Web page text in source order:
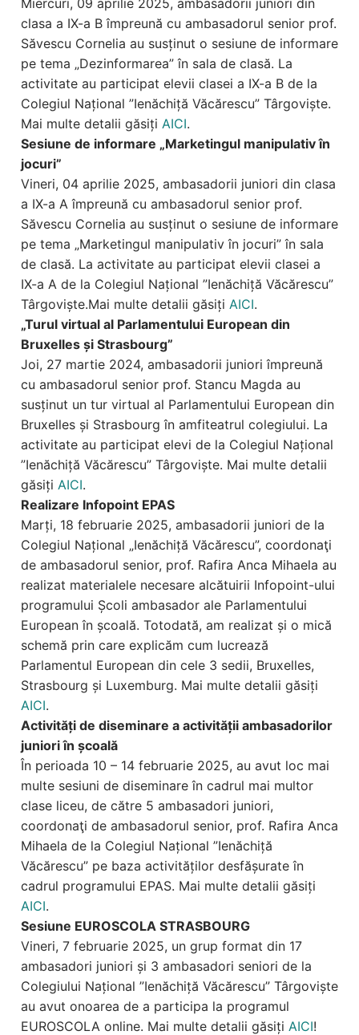
clasa a IX-a B împreună cu ambasadorul senior prof.
Săvescu Cornelia au susținut o sesiune de informare
pe tema „Dezinformarea” în sala de clasă. La
activitate au participat elevii clasei a IX-a B de la
Colegiul Național ”Ienăchiță Văcărescu” Târgoviște.
Mai multe detalii găsiți AICI.
Sesiune de informare „Marketingul manipulativ în
jocuri”
Vineri, 04 aprilie 2025, ambasadorii juniori din clasa
a IX-a A împreună cu ambasadorul senior prof.
Săvescu Cornelia au susținut o sesiune de informare
pe tema „Marketingul manipulativ în jocuri” în sala
de clasă. La activitate au participat elevii clasei a
IX-a A de la Colegiul Național ”Ienăchiță Văcărescu”
Târgoviște.Mai multe detalii găsiți AICI.
„Turul virtual al Parlamentului European din
Bruxelles și Strasbourg”
Joi, 27 martie 2024, ambasadorii juniori împreună
cu ambasadorul senior prof. Stancu Magda au
susținut un tur virtual al Parlamentului European din
Bruxelles și Strasbourg în amfiteatrul colegiului. La
activitate au participat elevi de la Colegiul Național
”Ienăchiță Văcărescu” Târgoviște. Mai multe detalii
găsiți AICI.
Realizare Infopoint EPAS
Marți, 18 februarie 2025, ambasadorii juniori de la
Colegiul Național „Ienăchiță Văcărescu”, coordonaţi
de ambasadorul senior, prof. Rafira Anca Mihaela au
realizat materialele necesare alcătuirii Infopoint-ului
programului Școli ambasador ale Parlamentului
European în școală. Totodată, am realizat și o mică
schemă prin care explicăm cum lucrează
Parlamentul European din cele 3 sedii, Bruxelles,
Strasbourg și Luxemburg. Mai multe detalii găsiți
AICI.
Activități de diseminare a activității ambasadorilor
juniori în școală
În perioada 10 – 14 februarie 2025, au avut loc mai
multe sesiuni de diseminare în cadrul mai multor
clase liceu, de către 5 ambasadori juniori,
coordonaţi de ambasadorul senior, prof. Rafira Anca
Mihaela de la Colegiul Național ”Ienăchiță
Văcărescu” pe baza activităților desfășurate în
cadrul programului EPAS. Mai multe detalii găsiți
AICI.
Sesiune EUROSCOLA STRASBOURG
Vineri, 7 februarie 2025, un grup format din 17
ambasadori juniori și 3 ambasadori seniori de la
Colegiului Național ”Ienăchiță Văcărescu” Târgoviște
au avut onoarea de a participa la programul
EUROSCOLA online. Mai multe detalii găsiți AICI!